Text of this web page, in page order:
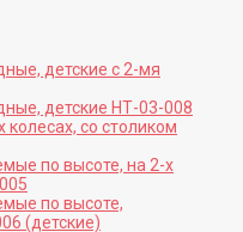
детские с 2-мя
детские НТ-03-008
со столиком
по высоте, на 2-х
по высоте,
(детские)